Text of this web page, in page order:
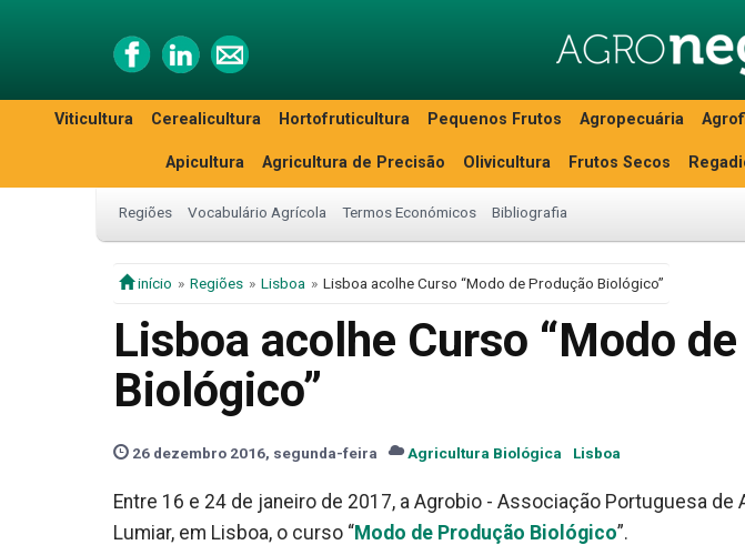
Viticultura Cerealicultura Hortofruticultura Pequenos Frutos Agropecuária
Apicultura Agricultura de Precisão Olivicultura Frutos Secos
Regiões Vocabulário Agrícola Termos Económicos Bibliografia
início Regiões Lisboa Lisboa acolhe Curso “Modo de Produção Biológico”
Lisboa acolhe Curso “Modo
Biológico”
26 dezembro 2016, segunda-feira Agricultura Biológica Lisboa
Entre 16 e 24 de janeiro de 2017, a Agrobio - Associação Portuguesa
Lumiar, em Lisboa, o curso “Modo de Produção Biológico”.